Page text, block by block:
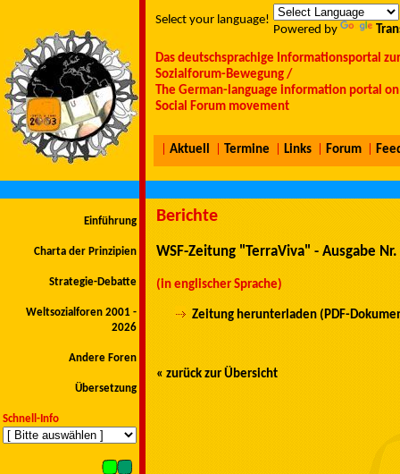
Select your language!
Powered by
Das deutschsprachige Informationsportal
Sozialforum-Bewegung /
The German-language information portal
Social Forum movement
Aktuell Termine Links Forum
Einführung
Charta der Prinzipien
Strategie-Debatte
Weltsozialforen 2001 -
2026
Andere Foren
Übersetzung
Schnell-Info
Berichte
WSF-Zeitung "TerraViva" - Ausgabe
(in englischer Sprache)
Zeitung herunterladen (PDF-
« zurück zur Übersicht